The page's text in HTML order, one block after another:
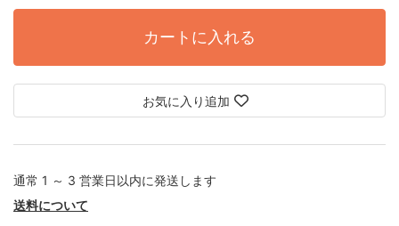
カートに入れる
お気に入り追加
通常 1 ～ 3 営業日以内に発送します
送料について